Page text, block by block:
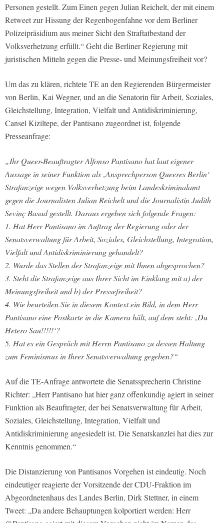
Personen gestellt. Zum Einen gegen Julian Reichelt, der mit einem
Retweet zur Hissung der Regenbogenfahne vor dem Berliner
Polizeipräsidium aus meiner Sicht den Straftatbestand der
Volksverhetzung erfüllt.“ Geht die Berliner Regierung mit
juristischen Mitteln gegen die Presse- und Meinungsfreiheit vor?
Um das zu klären, richtete TE an den Regierenden Bürgermeister
von Berlin, Kai Wegner, und an die Senatorin für Arbeit, Soziales,
Gleichstellung, Integration, Vielfalt und Antidiskriminierung,
Cansel Kiziltepe, der Pantisano zugeordnet ist, folgende
Presseanfrage:
„Ihr Queer-Beauftragter Alfonso Pantisano hat laut eigener
Aussage in seiner Funktion als ‚Ansprechperson Queeres Berlin‘
Strafanzeige wegen Volksverhetzung beim Landeskriminalamt
gegen die Journalisten Julian Reichelt und die Journalistin Judith
Sevinç Basad gestellt. Daraus ergeben sich folgende Fragen:
1. Hat Herr Pantisano im Auftrag der Regierung oder der
Senatsverwaltung für Arbeit, Soziales, Gleichstellung, Integration,
Vielfalt und Antidiskriminierung gehandelt?
2. Wurde das Stellen der Strafanzeige mit Ihnen abgesprochen?
3. Steht die Strafanzeige aus Ihrer Sicht im Einklang mit a) der
Meinungsfreiheit und b) der Pressefreiheit?
4. Wie beurteilen Sie in diesem Kontext ein Bild, in dem Herr
Pantisano eine Postkarte in die Kamera hält, auf dem steht: ‚Du
Hetero Sau!!!!!‘?
5. Hat es ein Gespräch mit Herrn Pantisano zu dessen Haltung
zum Feminismus in Ihrer Senatsverwaltung gegeben?“
Auf die TE-Anfrage antwortete die Senatssprecherin Christine
Richter: „Herr Pantisano hat hier ganz offenkundig agiert in seiner
Funktion als Beauftragter, der bei Senatsverwaltung für Arbeit,
Soziales, Gleichstellung, Integration, Vielfalt und
Antidiskriminierung angesiedelt ist. Die Senatskanzlei hat dies zur
Kenntnis genommen.“
Die Distanzierung von Pantisanos Vorgehen ist eindeutig. Noch
eindeutiger reagierte der Vorsitzende der CDU-Fraktion im
Abgeordnetenhaus des Landes Berlin, Dirk Stettner, in einem
Tweet: „Da andere Behauptungen kolportiert werden: Herr